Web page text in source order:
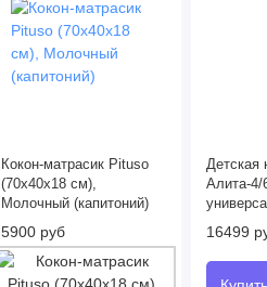
Кокон-матрасик Pituso
(70x40x18 см),
Молочный (капитоний)
5900 руб
Детская
Алита-4/
16499